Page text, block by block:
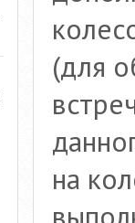
(для
на